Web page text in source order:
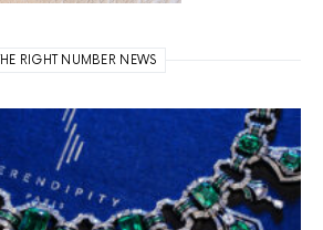
THE RIGHT NUMBER NEWS